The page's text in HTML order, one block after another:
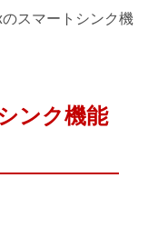
スマートシンク機
ンク機能